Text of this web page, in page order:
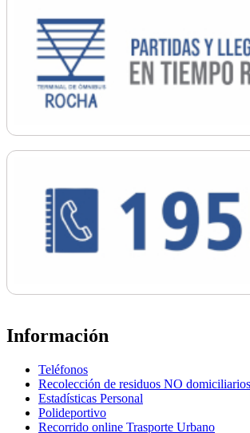
Información
Teléfonos
Recolección de residuos NO domiciliarios
Estadísticas Personal
Polideportivo
Recorrido online Trasporte Urbano